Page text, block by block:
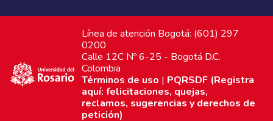
Línea de atención Bogotá: (601) 297
0200
Calle 12C Nº 6-25 - Bogotá D.C.
Colombia
Términos de uso | PQRSDF (Registra
aquí: felicitaciones, quejas,
reclamos, sugerencias y derechos de
petición)